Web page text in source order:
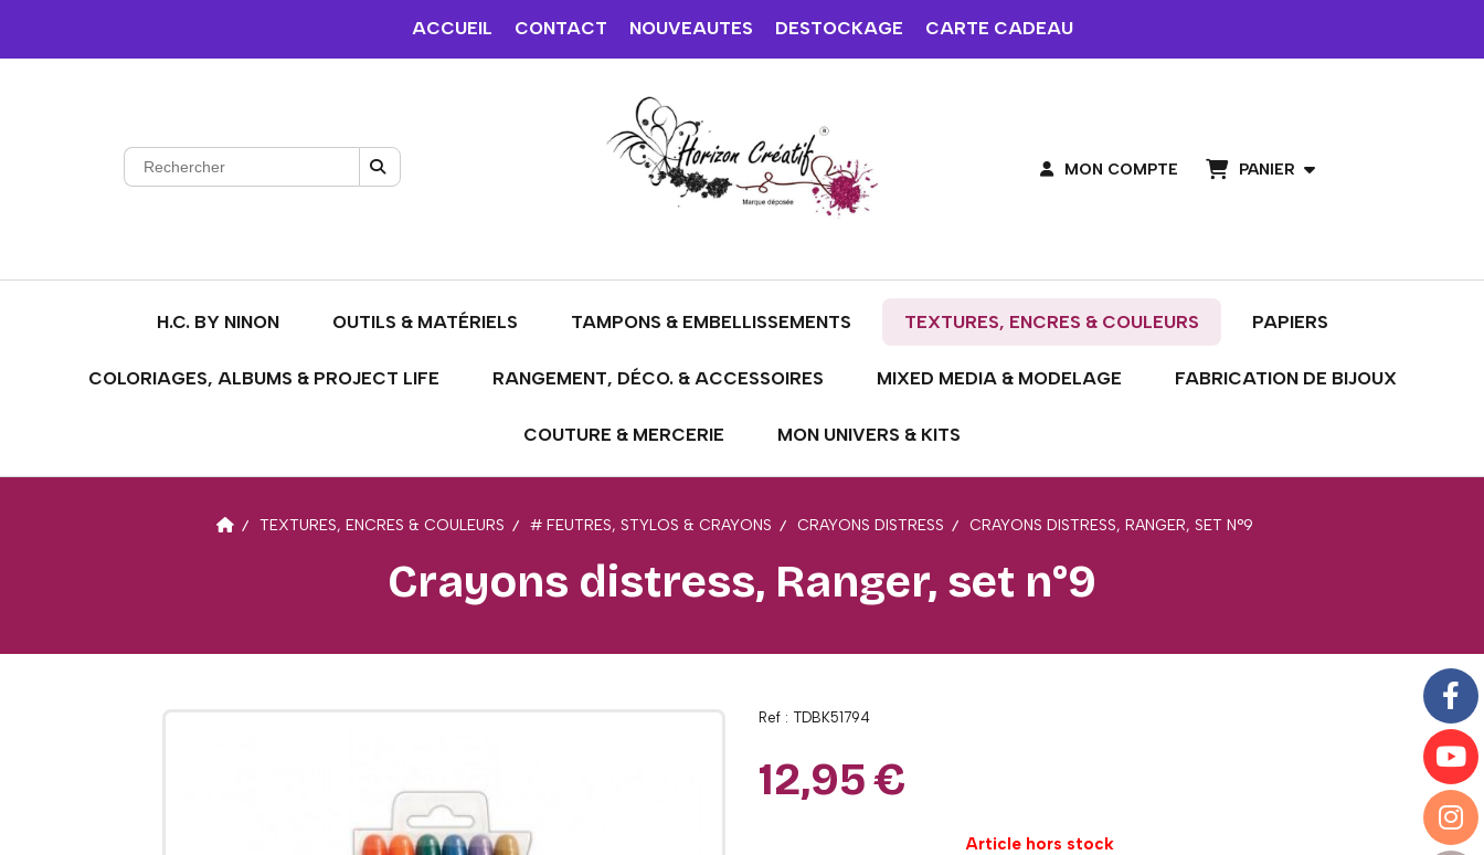
ACCUEIL CONTACT NOUVEAUTES DESTOCKAGE CARTE CADEAU
MON COMPTE PANIER
H.C. BY NINON OUTILS & MATÉRIELS TAMPONS & EMBELLISSEMENTS TEXTURES, ENCRES & COULEURS PAPIERS
COLORIAGES, ALBUMS & PROJECT LIFE RANGEMENT, DÉCO. & ACCESSOIRES MIXED MEDIA & MODELAGE FABRICATION DE BIJOUX
COUTURE & MERCERIE MON UNIVERS & KITS
TEXTURES, ENCRES & COULEURS # FEUTRES, STYLOS & CRAYONS CRAYONS DISTRESS CRAYONS DISTRESS, RANGER, SET N°9
Crayons distress, Ranger, set n°9
Ref : TDBK51794
12,95€
Article hors stock